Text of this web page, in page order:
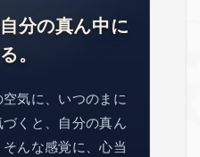
分の真ん中に
。
気に、いつのまに
くと、自分の真ん
んな感覚に、心当